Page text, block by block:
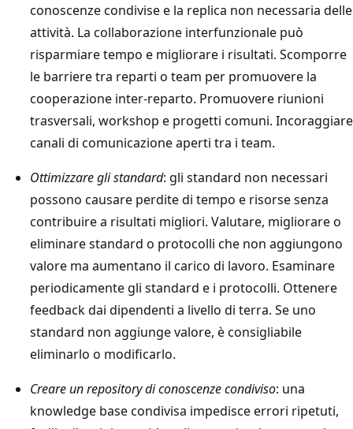
conoscenze condivise e la replica non necessaria delle
attività. La collaborazione interfunzionale può
risparmiare tempo e migliorare i risultati. Scomporre
le barriere tra reparti o team per promuovere la
cooperazione inter-reparto. Promuovere riunioni
trasversali, workshop e progetti comuni. Incoraggiare
canali di comunicazione aperti tra i team.
Ottimizzare gli standard: gli standard non necessari
possono causare perdite di tempo e risorse senza
contribuire a risultati migliori. Valutare, migliorare o
eliminare standard o protocolli che non aggiungono
valore ma aumentano il carico di lavoro. Esaminare
periodicamente gli standard e i protocolli. Ottenere
feedback dai dipendenti a livello di terra. Se uno
standard non aggiunge valore, è consigliabile
eliminarlo o modificarlo.
Creare un repository di conoscenze condiviso: una
knowledge base condivisa impedisce errori ripetuti,